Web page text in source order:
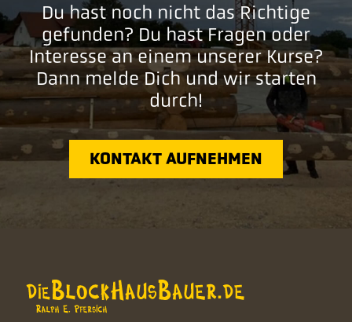
Du hast noch nicht das Richtige
gefunden? Du hast Fragen oder
Interesse an einem unserer Kurse?
Dann melde Dich und wir starten
durch!
KONTAKT AUFNEHMEN